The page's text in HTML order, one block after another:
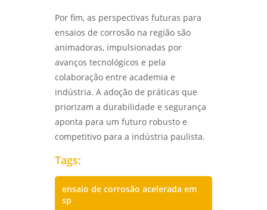
Por fim, as perspectivas futuras para
ensaios de corrosão na região são
animadoras, impulsionadas por
avanços tecnológicos e pela
colaboração entre academia e
indústria. A adoção de práticas que
priorizam a durabilidade e segurança
aponta para um futuro robusto e
competitivo para a indústria paulista.
Tags:
ensaio de corrosão acelerada em
sp